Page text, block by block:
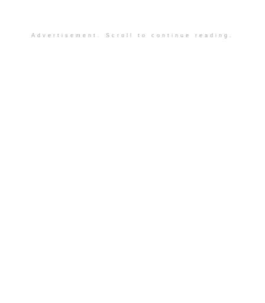
Advertisement. Scroll to continue reading.